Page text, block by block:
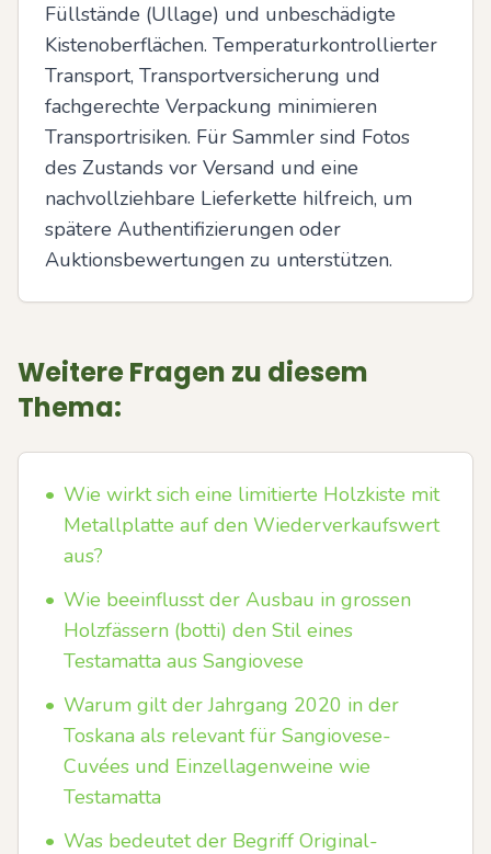
Füllstände (Ullage) und unbeschädigte
Kistenoberflächen. Temperaturkontrollierter
Transport, Transportversicherung und
fachgerechte Verpackung minimieren
Transportrisiken. Für Sammler sind Fotos
des Zustands vor Versand und eine
nachvollziehbare Lieferkette hilfreich, um
spätere Authentifizierungen oder
Auktionsbewertungen zu unterstützen.
Weitere Fragen zu diesem
Thema:
• Wie wirkt sich eine limitierte Holzkiste mit
Metallplatte auf den Wiederverkaufswert
aus?
• Wie beeinflusst der Ausbau in grossen
Holzfässern (botti) den Stil eines
Testamatta aus Sangiovese
• Warum gilt der Jahrgang 2020 in der
Toskana als relevant für Sangiovese-
Cuvées und Einzellagenweine wie
Testamatta
• Was bedeutet der Begriff Original-